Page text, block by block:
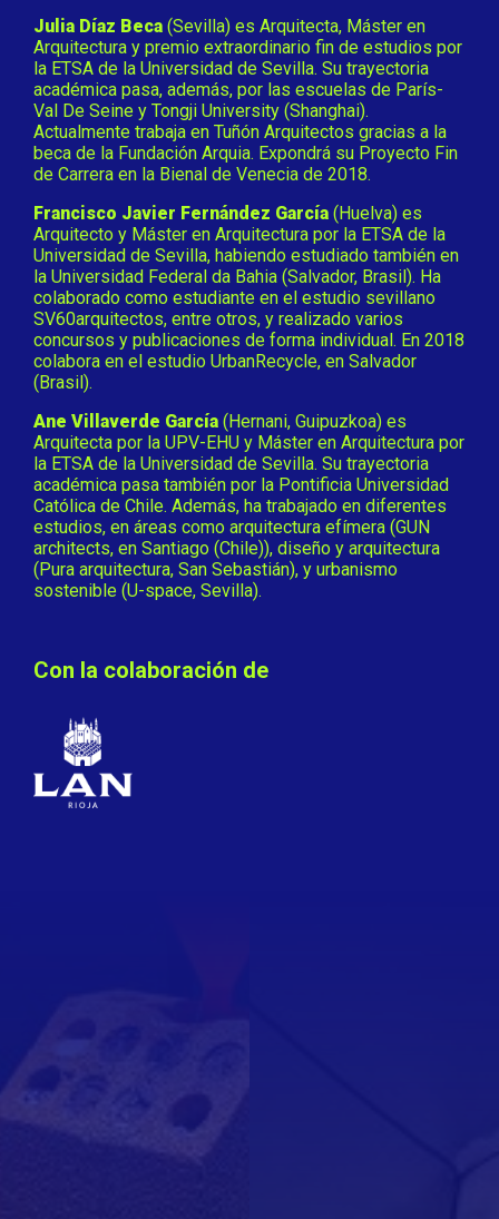
Julia Díaz Beca (Sevilla) es Arquitecta, Máster en
Arquitectura y premio extraordinario fin de estudios por
la ETSA de la Universidad de Sevilla. Su trayectoria
académica pasa, además, por las escuelas de París-
Val De Seine y Tongji University (Shanghai).
Actualmente trabaja en Tuñón Arquitectos gracias a la
beca de la Fundación Arquia. Expondrá su Proyecto Fin
de Carrera en la Bienal de Venecia de 2018.
Francisco Javier Fernández García (Huelva) es
Arquitecto y Máster en Arquitectura por la ETSA de la
Universidad de Sevilla, habiendo estudiado también en
la Universidad Federal da Bahia (Salvador, Brasil). Ha
colaborado como estudiante en el estudio sevillano
SV60arquitectos, entre otros, y realizado varios
concursos y publicaciones de forma individual. En 2018
colabora en el estudio UrbanRecycle, en Salvador
(Brasil).
Ane Villaverde García (Hernani, Guipuzkoa) es
Arquitecta por la UPV-EHU y Máster en Arquitectura por
la ETSA de la Universidad de Sevilla. Su trayectoria
académica pasa también por la Pontificia Universidad
Católica de Chile. Además, ha trabajado en diferentes
estudios, en áreas como arquitectura efímera (GUN
architects, en Santiago (Chile)), diseño y arquitectura
(Pura arquitectura, San Sebastián), y urbanismo
sostenible (U-space, Sevilla).
Con la colaboración de